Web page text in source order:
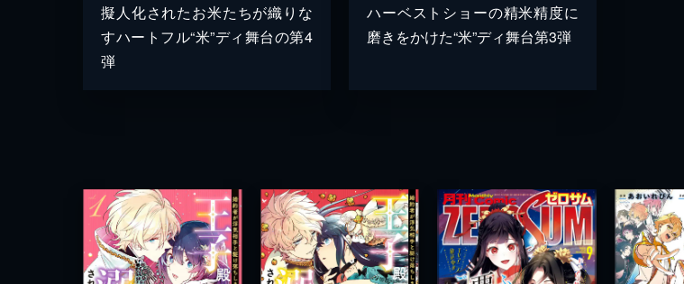
擬人化されたお米たちが織りな
すハートフル“米”ディ舞台の第4
弾
ハーベストショーの精米精度に
磨きをかけた“米”ディ舞台第3弾